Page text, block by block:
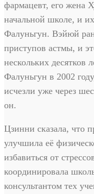
фармацевт, его жена
начальной школе, и
Фалуньгун. Вэйюй
приступов астмы, и
нескольких десятков
Фалуньгун в 2002
исчезли уже через
он.
Цзинни сказала, что
улучшила её
избавиться от
координировала
консультантом тех